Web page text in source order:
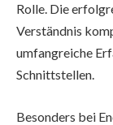
Rolle. Die
Verständnis
umfangreiche
Schnittstellen.
Besonders bei